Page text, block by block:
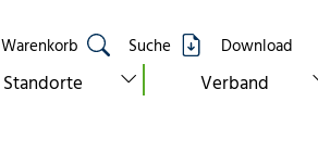
Warenkorb Suche Download
Standorte show submenu for
Verband